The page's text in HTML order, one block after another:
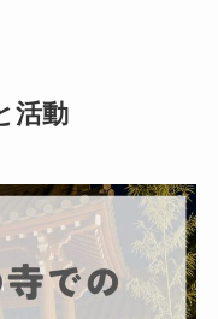
活動